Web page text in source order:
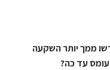
ממך יותר השקעה
עד כה?